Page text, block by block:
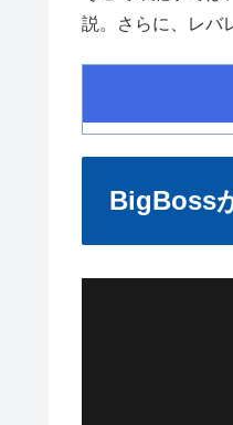
説。さらに、レバ
BigBoss